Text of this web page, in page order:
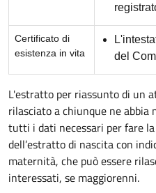
Certificato di
esistenza in vita
del
L'estratto per riassunto di un
rilasciato a chiunque ne abbia
tutti i dati necessari per fare la
dell’estratto di nascita con
maternità, che può essere
interessati, se maggiorenni.